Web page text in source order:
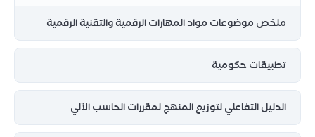
ملخص موضوعات مواد المهارات الرقمية والتقنية الرقمية
تطبيقات حكومية
الدليل التفاعلي لتوزيع المنهج لمقررات الحاسب الآلي